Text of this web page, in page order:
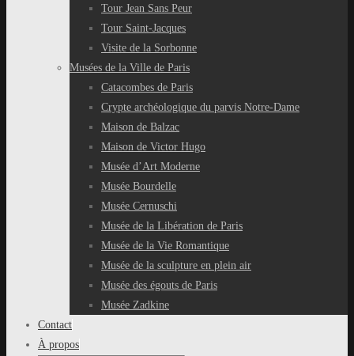
Tour Jean Sans Peur
Tour Saint-Jacques
Visite de la Sorbonne
Musées de la Ville de Paris
Catacombes de Paris
Crypte archéologique du parvis Notre-Dame
Maison de Balzac
Maison de Victor Hugo
Musée d’Art Moderne
Musée Bourdelle
Musée Cernuschi
Musée de la Libération de Paris
Musée de la Vie Romantique
Musée de la sculpture en plein air
Musée des égouts de Paris
Musée Zadkine
Contact
À propos